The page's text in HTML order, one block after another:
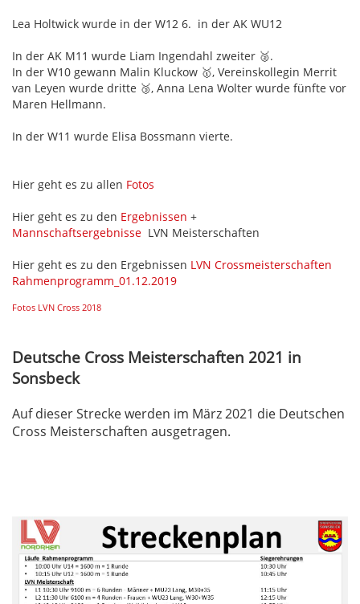
Lea Holtwick wurde in der W12 6. in der AK WU12
In der AK M11 wurde Liam Ingendahl zweiter 🥈.
In der W10 gewann Malin Kluckow 🥇, Vereinskollegin Merrit
van Leyen wurde dritte 🥉, Anna Lena Wolter wurde fünfte vor
Maren Hellmann.
In der W11 wurde Elisa Bossmann vierte.
Hier geht es zu allen Fotos
Hier geht es zu den Ergebnissen +
Mannschaftsergebnisse LVN Meisterschaften
Hier geht es zu den Ergebnissen LVN Crossmeisterschaften
Rahmenprogramm_01.12.2019
Fotos LVN Cross 2018
Deutsche Cross Meisterschaften 2021 in
Sonsbeck
Auf dieser Strecke werden im März 2021 die Deutschen
Cross Meisterschaften ausgetragen.